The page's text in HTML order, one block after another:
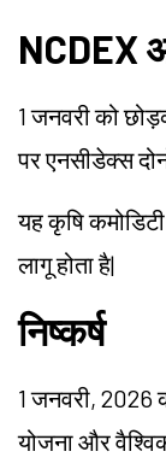
NCDEX
1 जनवरी को
पर एनसीडेक्स
यह कृषि
लागू होता है|
निष्कर्ष
1 जनवरी,
योजना और वैश्विक